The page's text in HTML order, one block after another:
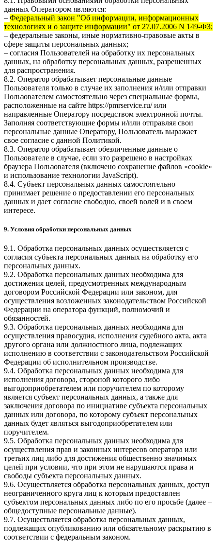
данных Оператором являются:
– Федеральный закон "Об информации, информационных
технологиях и о защите информации" от 27.07.2006 N 149-ФЗ;
– федеральные законы, иные нормативно-правовые акты в
сфере защиты персональных данных;
– согласия Пользователей на обработку их персональных
данных, на обработку персональных данных, разрешенных
для распространения.
8.2. Оператор обрабатывает персональные данные
Пользователя только в случае их заполнения и/или отправки
Пользователем самостоятельно через специальные формы,
расположенные на сайте https://pmrservice.ru/или
направленные Оператору посредством электронной почты.
Заполняя соответствующие формы и/или отправляя свои
персональные данные Оператору, Пользователь выражает
свое согласие с данной Политикой.
8.3. Оператор обрабатывает обезличенные данные о
Пользователе в случае, если это разрешено в настройках
браузера Пользователя (включено сохранение файлов «cookie»
и использование технологии JavaScript).
8.4. Субъект персональных данных самостоятельно
принимает решение о предоставлении его персональных
данных и дает согласие свободно, своей волей и в своем
интересе.
9. Условия обработки персональных данных
9.1. Обработка персональных данных осуществляется с
согласия субъекта персональных данных на обработку его
персональных данных.
9.2. Обработка персональных данных необходима для
достижения целей, предусмотренных международным
договором Российской Федерации или законом, для
осуществления возложенных законодательством Российской
Федерации на оператора функций, полномочий и
обязанностей.
9.3. Обработка персональных данных необходима для
осуществления правосудия, исполнения судебного акта, акта
другого органа или должностного лица, подлежащих
исполнению в соответствии с законодательством Российской
Федерации об исполнительном производстве.
9.4. Обработка персональных данных необходима для
исполнения договора, стороной которого либо
выгодоприобретателем или поручителем по которому
является субъект персональных данных, а также для
заключения договора по инициативе субъекта персональных
данных или договора, по которому субъект персональных
данных будет являться выгодоприобретателем или
поручителем.
9.5. Обработка персональных данных необходима для
осуществления прав и законных интересов оператора или
третьих лиц либо для достижения общественно значимых
целей при условии, что при этом не нарушаются права и
свободы субъекта персональных данных.
9.6. Осуществляется обработка персональных данных, доступ
неограниченного круга лиц к которым предоставлен
субъектом персональных данных либо по его просьбе (далее –
общедоступные персональные данные).
9.7. Осуществляется обработка персональных данных,
подлежащих опубликованию или обязательному раскрытию в
соответствии с федеральным законом.